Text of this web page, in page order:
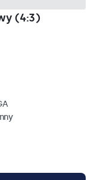
(4:3)